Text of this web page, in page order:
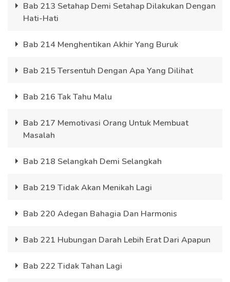
Bab 213 Setahap Demi Setahap Dilakukan Dengan
Hati-Hati
Bab 214 Menghentikan Akhir Yang Buruk
Bab 215 Tersentuh Dengan Apa Yang Dilihat
Bab 216 Tak Tahu Malu
Bab 217 Memotivasi Orang Untuk Membuat
Masalah
Bab 218 Selangkah Demi Selangkah
Bab 219 Tidak Akan Menikah Lagi
Bab 220 Adegan Bahagia Dan Harmonis
Bab 221 Hubungan Darah Lebih Erat Dari Apapun
Bab 222 Tidak Tahan Lagi